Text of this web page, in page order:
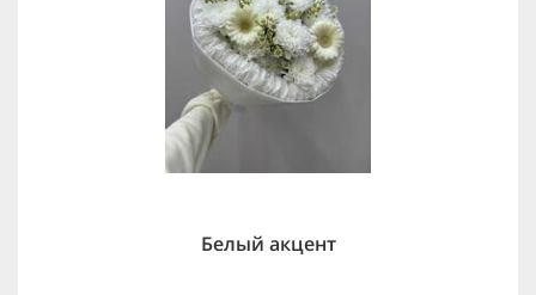
Белый акцент